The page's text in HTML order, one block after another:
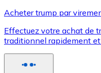
Utilisez les cartes
Acheter avec carte
Acheter trump par
Effectuez votre achat de
traditionnel rapidement et